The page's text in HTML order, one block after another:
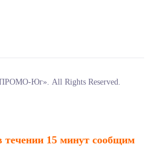
Юг». All Rights Reserved.
течении 15 минут сообщим